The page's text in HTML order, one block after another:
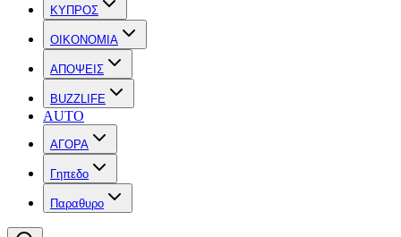
ΚΥΠΡΟΣ
OIKONOMIA
ΑΠΟΨΕΙΣ
BUZZLIFE
AUTO
ΑΓΟΡΑ
Γηπεδο
Παραθυρο